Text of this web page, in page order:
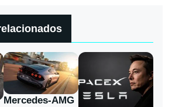
Mercedes-AMG